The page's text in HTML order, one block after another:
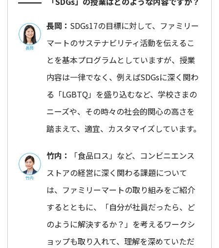
長岡： SDGs17の目標に対して、ファミリー
マートのサステナビリティ活動を伝えるこ
とを基本プログラムとしていますが、授業
内容は一律でなく、例えばSDGsに深く関わ
る「LGBTQ」を盛り込むなど、学校さまの
ニーズや、その時々の社会的関心の高さを
踏まえて、適宜、カスタマイズしています。
竹内：
「食品ロス」など、コンビニエンス
ストアの経営に深く関わる課題について
は、ファミリーマートの取り組みをご紹介
するとともに、「自分が社員だったら、ど
のように解決するか？」を考えるワークシ
ョップも取り入れて、理解を深めていただ